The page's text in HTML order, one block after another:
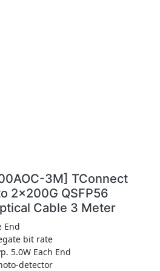
3M] TConnect
2x200G QSFP56
Cable 3 Meter
End
bit rate
5.0W Each End
detector